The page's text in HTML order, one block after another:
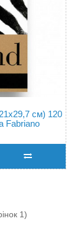
см) 120
Fabriano
1)